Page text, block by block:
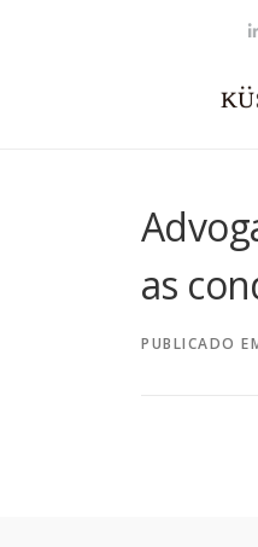
as
PUBLICADO